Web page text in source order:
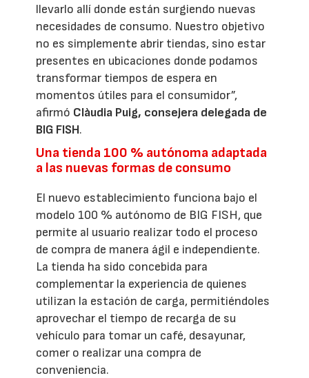
llevarlo allí donde están surgiendo nuevas
necesidades de consumo. Nuestro objetivo
no es simplemente abrir tiendas, sino estar
presentes en ubicaciones donde podamos
transformar tiempos de espera en
momentos útiles para el consumidor”,
afirmó Clàudia Puig, consejera delegada de
BIG FISH.
Una tienda 100 % autónoma adaptada
a las nuevas formas de consumo
El nuevo establecimiento funciona bajo el
modelo 100 % autónomo de BIG FISH, que
permite al usuario realizar todo el proceso
de compra de manera ágil e independiente.
La tienda ha sido concebida para
complementar la experiencia de quienes
utilizan la estación de carga, permitiéndoles
aprovechar el tiempo de recarga de su
vehículo para tomar un café, desayunar,
comer o realizar una compra de
conveniencia.